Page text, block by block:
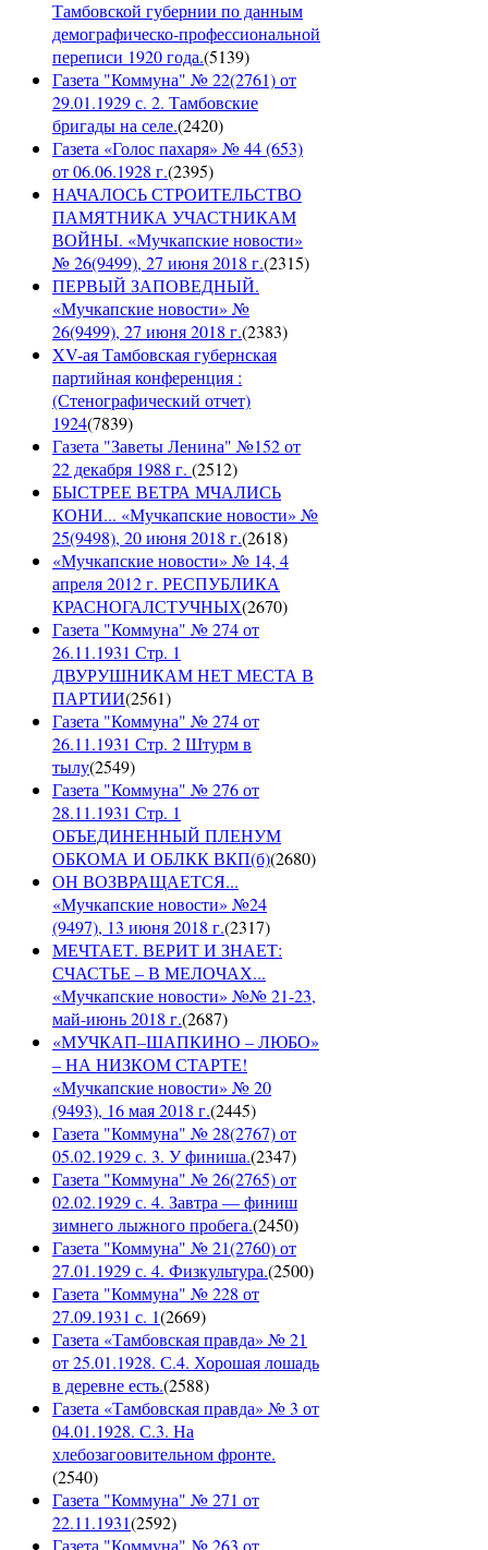
Тамбовской губернии по данным
демографическо-профессиональной
переписи 1920 года.(5139)
Газета "Коммуна" № 22(2761) от
29.01.1929 с. 2. Тамбовские
бригады на селе.(2420)
Газета «Голос пахаря» № 44 (653)
от 06.06.1928 г.(2395)
НАЧАЛОСЬ СТРОИТЕЛЬСТВО
ПАМЯТНИКА УЧАСТНИКАМ
ВОЙНЫ. «Мучкапские новости»
№ 26(9499), 27 июня 2018 г.(2315)
ПЕРВЫЙ ЗАПОВЕДНЫЙ.
«Мучкапские новости» №
26(9499), 27 июня 2018 г.(2383)
XV-ая Тамбовская губернская
партийная конференция :
(Стенографический отчет)
1924(7839)
Газета "Заветы Ленина" №152 от
22 декабря 1988 г. (2512)
БЫСТРЕЕ ВЕТРА МЧАЛИСЬ
КОНИ... «Мучкапские новости» №
25(9498), 20 июня 2018 г.(2618)
«Мучкапские новости» № 14, 4
апреля 2012 г. РЕСПУБЛИКА
КРАСНОГАЛСТУЧНЫХ(2670)
Газета "Коммуна" № 274 от
26.11.1931 Стр. 1
ДВУРУШНИКАМ НЕТ МЕСТА В
ПАРТИИ(2561)
Газета "Коммуна" № 274 от
26.11.1931 Стр. 2 Штурм в
тылу(2549)
Газета "Коммуна" № 276 от
28.11.1931 Стр. 1
ОБЪЕДИНЕННЫЙ ПЛЕНУМ
ОБКОМА И ОБЛКК ВКП(б)(2680)
ОН ВОЗВРАЩАЕТСЯ...
«Мучкапские новости» №24
(9497), 13 июня 2018 г.(2317)
МЕЧТАЕТ. ВЕРИТ И ЗНАЕТ:
СЧАСТЬЕ – В МЕЛОЧАХ...
«Мучкапские новости» №№ 21-23,
май-июнь 2018 г.(2687)
«МУЧКАП–ШАПКИНО – ЛЮБО»
– НА НИЗКОМ СТАРТЕ!
«Мучкапские новости» № 20
(9493), 16 мая 2018 г.(2445)
Газета "Коммуна" № 28(2767) от
05.02.1929 с. 3. У финиша.(2347)
Газета "Коммуна" № 26(2765) от
02.02.1929 с. 4. Завтра — финиш
зимнего лыжного пробега.(2450)
Газета "Коммуна" № 21(2760) от
27.01.1929 с. 4. Физкультура.(2500)
Газета "Коммуна" № 228 от
27.09.1931 с. 1(2669)
Газета «Тамбовская правда» № 21
от 25.01.1928. С.4. Хорошая лошадь
в деревне есть.(2588)
Газета «Тамбовская правда» № 3 от
04.01.1928. С.3. На
хлебозагоовительном фронте.
(2540)
Газета "Коммуна" № 271 от
22.11.1931(2592)